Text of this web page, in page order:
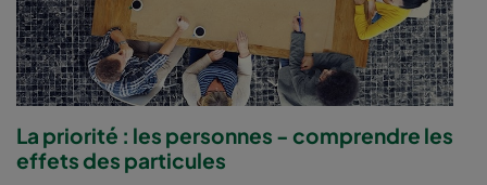
La priorité : les personnes - comprendre les
effets des particules